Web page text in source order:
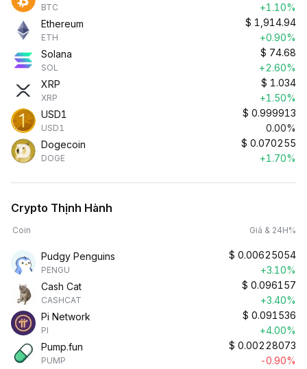
BTC
+1.10%
Ethereum
ETH
$ 1,914.94
+0.90%
Solana
SOL
$ 74.68
+2.60%
XRP
XRP
$ 1.034
+1.50%
USD1
USD1
$ 0.999913
0.00%
Dogecoin
DOGE
$ 0.070255
+1.70%
Crypto Thịnh Hành
Coin Giá & 24H%
Pudgy Penguins
PENGU
$ 0.00625054
+3.10%
Cash Cat
CASHCAT
$ 0.096157
+3.40%
Pi Network
PI
$ 0.091536
+4.00%
Pump.fun
PUMP
$ 0.00228073
-0.90%